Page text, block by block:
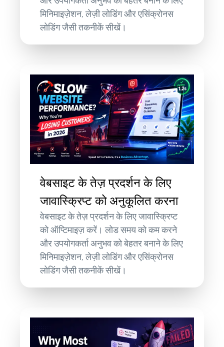
मिनिमाइज़ेशन, लेज़ी लोडिंग और एसिंक्रोनस
लोडिंग जैसी तकनीकें सीखें।
वेबसाइट के तेज़ प्रदर्शन के लिए
जावास्क्रिप्ट को अनुकूलित करना
वेबसाइट के तेज़ प्रदर्शन के लिए जावास्क्रिप्ट
को ऑप्टिमाइज़ करें। लोड समय को कम करने
और उपयोगकर्ता अनुभव को बेहतर बनाने के लिए
मिनिमाइज़ेशन, लेज़ी लोडिंग और एसिंक्रोनस
लोडिंग जैसी तकनीकें सीखें।